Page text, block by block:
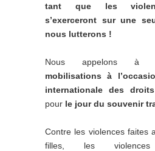
tant que les
s’exerceront sur une
nous lutterons !
Nous appelons à
mobilisations à
internationale des
pour le jour du souvenir
Contre les violences faites
filles, les